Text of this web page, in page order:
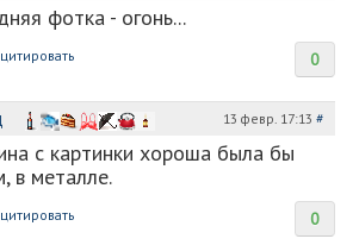
фотка - огонь...
0
цитировать
13 февр. 17:13 #
с картинки хороша была бы
в металле.
0
цитировать